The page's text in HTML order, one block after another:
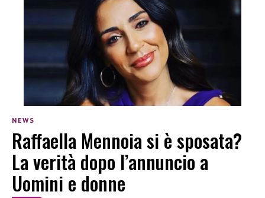
NEWS
Raffaella Mennoia si è sposata?
La verità dopo l’annuncio a
Uomini e donne